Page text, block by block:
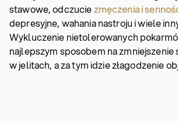
stawowe, odczuciezmęczenia i
depresyjne, wahania nastroju i wiele
Wykluczenie nietolerowanych
najlepszym sposobem na
w jelitach, a za tym idzie złagodzenie